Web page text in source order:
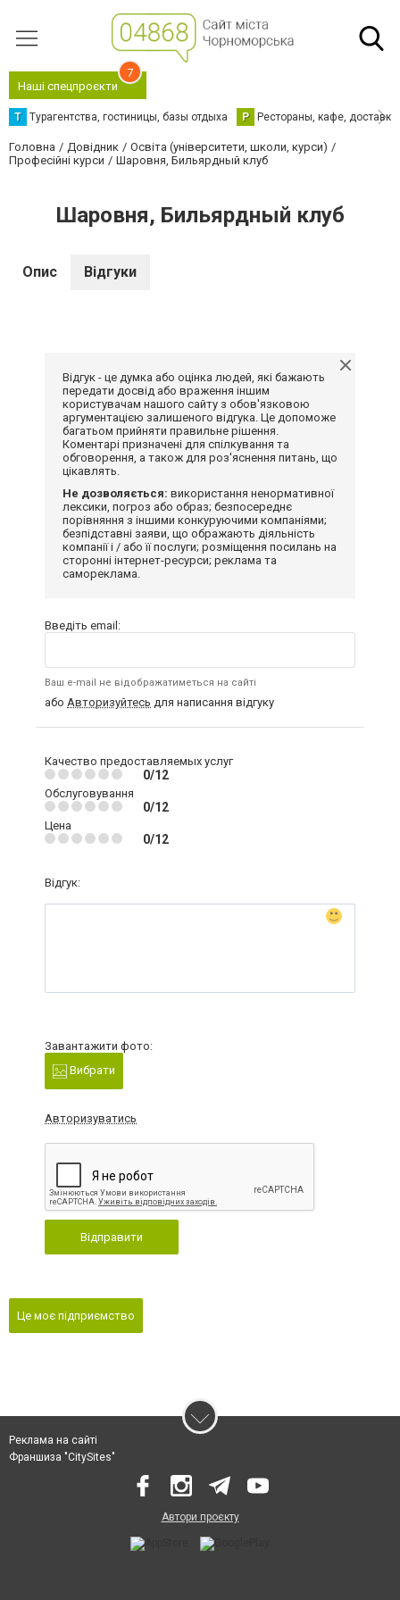
Наші спецпроєкти
7
Т Турагентства, гостиницы, базы отдыха Р Рестораны, кафе,
Головна Довідник
Освіта (університети, школи, курси)
Професійні курси
Шаровня, Бильярдный клуб
Шаровня, Бильярдный клуб
Опис Відгуки
Відгук - це думка або оцінка людей, які бажають
передати досвід або враження іншим
користувачам нашого сайту з обов'язковою
аргументацією залишеного відгука. Це допоможе
багатьом прийняти правильне рішення.
Коментарі призначені для спілкування та
обговорення, а також для роз'яснення питань, що
цікавлять.
Не дозволяється: використання ненормативної
лексики, погроз або образ; безпосереднє
порівняння з іншими конкуруючими компаніями;
безпідставні заяви, що ображають діяльність
компанії і / або її послуги; розміщення посилань на
сторонні інтернет-ресурси; реклама та
самореклама.
Введіть email:
Ваш e-mail не відображатиметься на сайті
або Авторизуйтесь для написання відгуку
Качество предоставляемых услуг
0/12
Обслуговування
0/12
Цена
0/12
Відгук:
Завантажити фото:
Вибрати
Авторизуватись
Відправити
Це моє підприємство
Реклама на сайті
Франшиза "CitySites"
Автори проєкту